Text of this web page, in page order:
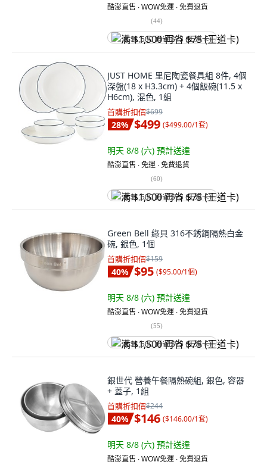
酷澎直售 ∙ WOW免運 ∙ 免費退貨
(44)
满 $1,500 再省 $75 (王道卡)
JUST HOME 里尼陶瓷餐具組 8件, 4個
深盤(18 x H3.3cm) + 4個飯碗(11.5 x
H6cm), 混色, 1組
首購折扣價$699
28% $499 ($499.00/1套)
明天 8/8 (六) 預計送達
酷澎直售 ∙ 免運 ∙ 免費退貨
(60)
满 $1,500 再省 $75 (王道卡)
Green Bell 綠貝 316不銹鋼隔熱白金
碗, 銀色, 1個
首購折扣價$159
40% $95 ($95.00/1個)
明天 8/8 (六) 預計送達
酷澎直售 ∙ WOW免運 ∙ 免費退貨
(55)
满 $1,500 再省 $75 (王道卡)
銀世代 營養午餐隔熱碗組, 銀色, 容器
+ 蓋子, 1組
首購折扣價$244
40% $146 ($146.00/1套)
明天 8/8 (六) 預計送達
酷澎直售 ∙ WOW免運 ∙ 免費退貨